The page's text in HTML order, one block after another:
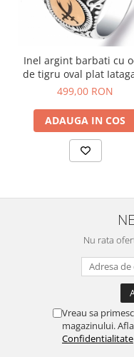
Inel argint barbati cu
de tigru oval plat
Incrucisate 66-67
499,00 RON
ADAUGA IN COS
Nu rata
Vreau sa
magazinului.
Confidentialitate